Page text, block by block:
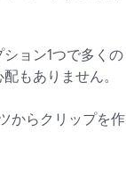
ョン1つで多くの
もありません。
からクリップを作